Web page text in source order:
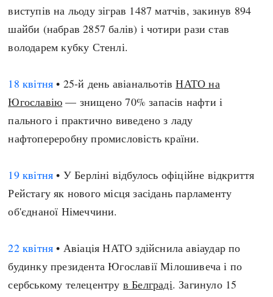
виступів на льоду зіграв 1487 матчів, закинув 894
шайби (набрав 2857 балів) і чотири рази став
володарем кубку Стенлі.
18 квітня • 25-й день авіанальотівНАТО на
Югославію — знищено 70% запасів нафти і
пального і практично виведено з ладу
нафтопереробну промисловість країни.
19 квітня • У Берліні відбулось офіційне відкриття
Рейстагу як нового місця засідань парламенту
об'єднаної Німеччини.
22 квітня • Авіація НАТО здійснила авіаудар по
будинку президента Югославії Мілошивеча і по
сербському телецентру в Белграді. Загинуло 15